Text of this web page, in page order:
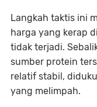
Langkah taktis ini
harga yang kerap
tidak terjadi.
sumber protein
relatif stabil,
yang melimpah.